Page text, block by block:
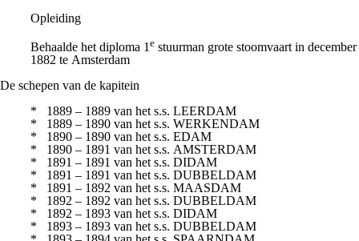
Opleiding
Behaalde het diploma 1 estuurman grote stoomvaart in december
1882 te Amsterdam
De schepen van de kapitein
* 1889 – 1889 van het s.s. LEERDAM
* 1889 – 1890 van het s.s. WERKENDAM
* 1890 – 1890 van het s.s. EDAM
* 1890 – 1891 van het s.s. AMSTERDAM
* 1891 – 1891 van het s.s. DIDAM
* 1891 – 1891 van het s.s. DUBBELDAM
* 1891 – 1892 van het s.s. MAASDAM
* 1892 – 1892 van het s.s. DUBBELDAM
* 1892 – 1893 van het s.s. DIDAM
* 1893 – 1893 van het s.s. DUBBELDAM